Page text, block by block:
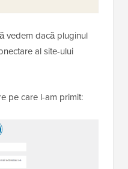
vedem dacă pluginul
al site-ului
pe care l-am primit: